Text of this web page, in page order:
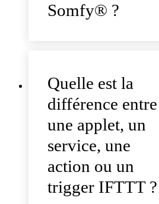
Somfy® ?
Quelle est la
différence entre
une applet, un
service, une
action ou un
trigger IFTTT ?